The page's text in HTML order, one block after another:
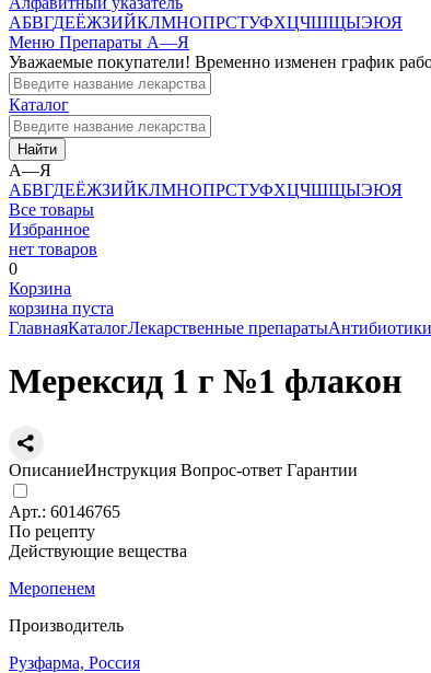
АБВГДЕЁЖЗИЙКЛМНОПРСТУФХЦЧШЩЫЭЮЯ
Меню Препараты А—Я
Уважаемые покупатели! Временно изменен график
Каталог
Найти
А—Я
АБВГДЕЁЖЗИЙКЛМНОПРСТУФХЦЧШЩЫЭЮЯ
Все товары
Избранное
нет товаров
0
Корзина
корзина пуста
ГлавнаяКаталогЛекарственные препараты
Мерексид 1 г №1 флакон
ОписаниеИнструкция Вопрос-ответ Гарантии
Арт.: 60146765
По рецепту
Действующие вещества
Меропенем
Производитель
Рузфарма, Россия